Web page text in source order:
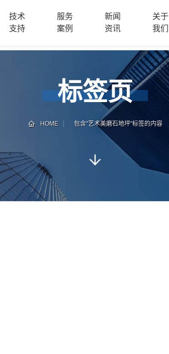
技术
支持
服务
案例
新闻
资讯
关于
我们
标签页
HOME 包含"艺术美磨石地坪"标签的内容